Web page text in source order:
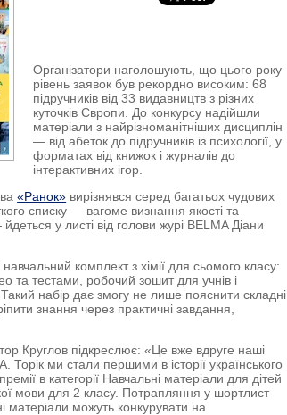
Організатори наголошують, що цього року
рівень заявок був рекордно високим: 68
підручників від 33 видавництв з різних
куточків Європи. До конкурсу надійшли
матеріали з найрізноманітніших дисциплін
— від абеток до підручників із психології, у
форматах від книжок і журналів до
інтерактивних ігор.
«Ранок» вирізнявся серед багатьох чудових
списку — вагоме визнання якості та
у листі від голови журі BELMA Діани
комплект з хімії для сьомого класу:
та тестами, робочий зошит для учнів і
набір дає змогу не лише пояснити складні
знання через практичні завдання,
Круглов підкреслює:«Це вже вдруге наші
Торік ми стали першими в історії українського
в категорії Навчальні матеріали для дітей
мови для 2 класу. Потрапляння у шортлист
матеріали можуть конкурувати на